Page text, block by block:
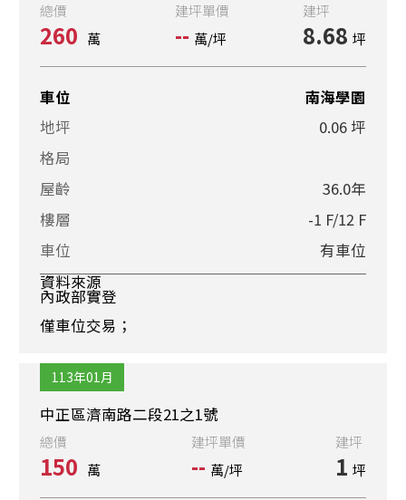
總價
260 萬
建坪單價
-- 萬/坪
建坪
8.68 坪
車位
南海學園
地坪
0.06 坪
格局
屋齡
36.0年
樓層
-1 F/12 F
車位
有車位
資料來源
內政部實登
僅車位交易；
113年01月
中正區濟南路二段21之1號
總價
150 萬
建坪單價
-- 萬/坪
建坪
1 坪